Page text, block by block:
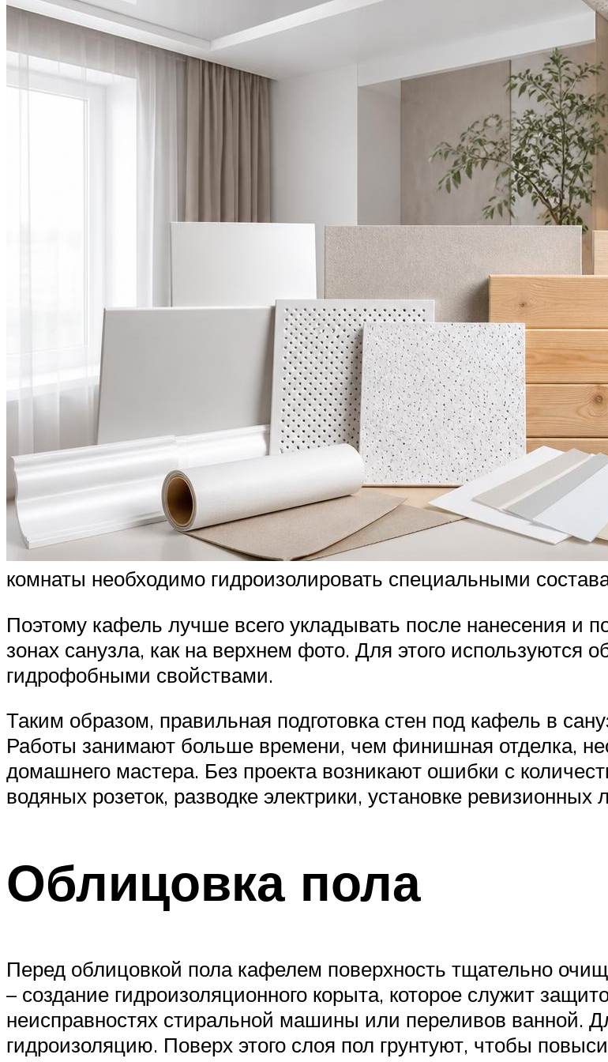
комнаты необходимо гидроизолировать специальными
Поэтому кафель лучше всего укладывать после нанесения и
зонах санузла, как на верхнем фото. Для этого используются
гидрофобными свойствами.
Таким образом, правильная подготовка стен под кафель в
Работы занимают больше времени, чем финишная отделка,
домашнего мастера. Без проекта возникают ошибки с
водяных розеток, разводке электрики, установке ревизионных
Облицовка пола
Перед облицовкой пола кафелем поверхность тщательно
– создание гидроизоляционного корыта, которое служит
неисправностях стиральной машины или переливов ванной.
гидроизоляцию. Поверх этого слоя пол грунтуют, чтобы